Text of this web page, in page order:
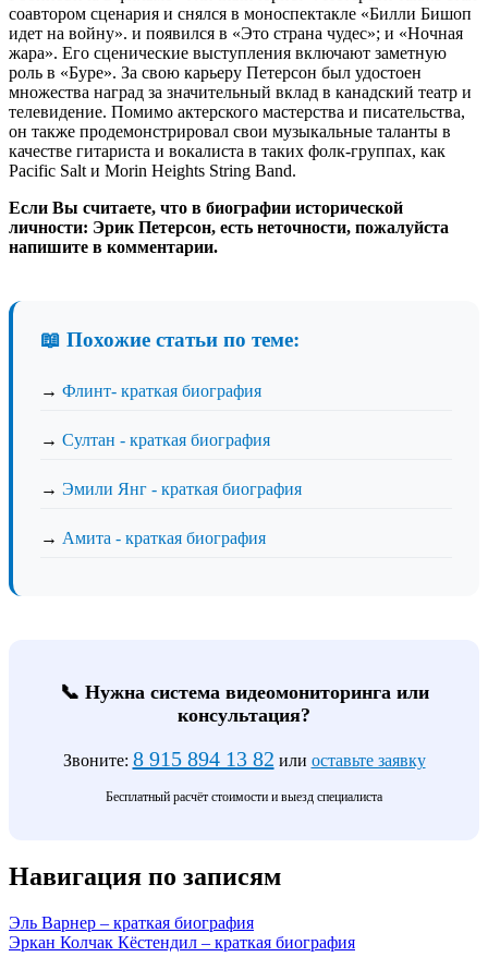
соавтором сценария и снялся в моноспектакле «Билли Бишоп
идет на войну». и появился в «Это страна чудес»; и «Ночная
жара». Его сценические выступления включают заметную
роль в «Буре». За свою карьеру Петерсон был удостоен
множества наград за значительный вклад в канадский театр и
телевидение. Помимо актерского мастерства и писательства,
он также продемонстрировал свои музыкальные таланты в
качестве гитариста и вокалиста в таких фолк-группах, как
Pacific Salt и Morin Heights String Band.
Если Вы считаете, что в биографии исторической
личности: Эрик Петерсон, есть неточности, пожалуйста
напишите в комментарии.
📖 Похожие статьи по теме:
→ Флинт- краткая биография
→ Султан - краткая биография
→ Эмили Янг - краткая биография
→ Амита - краткая биография
📞 Нужна система видеомониторинга или
консультация?
Звоните: 8 915 894 13 82 или оставьте заявку
Бесплатный расчёт стоимости и выезд специалиста
Навигация по записям
Эль Варнер – краткая биография
Эркан Колчак Кёстендил – краткая биография